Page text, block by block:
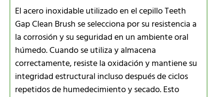
El acero inoxidable utilizado en el cepillo Teeth
Gap Clean Brush se selecciona por su resistencia a
la corrosión y su seguridad en un ambiente oral
húmedo. Cuando se utiliza y almacena
correctamente, resiste la oxidación y mantiene su
integridad estructural incluso después de ciclos
repetidos de humedecimiento y secado. Esto